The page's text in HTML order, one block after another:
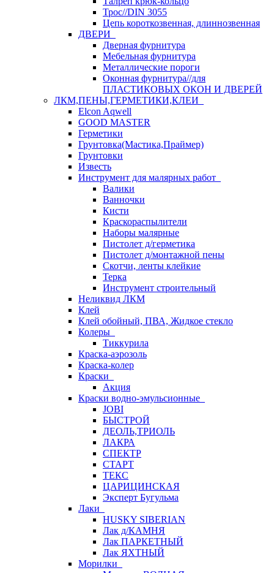
Трос//DIN 3055
Цепь короткозвенная, длиннозвенная
ДВЕРИ
Дверная фурнитура
Мебельная фурнитура
Металлические пороги
Оконная фурнитура//для
ПЛАСТИКОВЫХ ОКОН И ДВЕРЕЙ
ЛКМ,ПЕНЫ,ГЕРМЕТИКИ,КЛЕИ
Elcon Aqwell
GOOD MASTER
Герметики
Грунтовка(Мастика,Праймер)
Грунтовки
Известь
Инструмент для малярных работ
Валики
Ванночки
Кисти
Краскораспылители
Наборы малярные
Пистолет д/герметика
Пистолет д/монтажной пены
Скотчи, ленты клейкие
Терка
Инструмент строительный
Неликвид ЛКМ
Клей
Клей обойный, ПВА, Жидкое стекло
Колеры
Тиккурила
Краска-аэрозоль
Краска-колер
Краски
Акция
Краски водно-эмульсионные
JOBI
БЫСТРОЙ
ДЕОЛЬ,ТРИОЛЬ
ЛАКРА
СПЕКТР
СТАРТ
ТЕКС
ЦАРИЦИНСКАЯ
Эксперт Бугульма
Лаки
HUSKY SIBERIAN
Лак д/КАМНЯ
Лак ПАРКЕТНЫЙ
Лак ЯХТНЫЙ
Морилки